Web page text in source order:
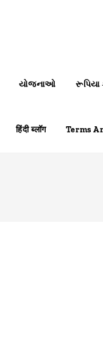
યોજનાઓ રૂપિયા
हिंदी ब्लॉग Terms